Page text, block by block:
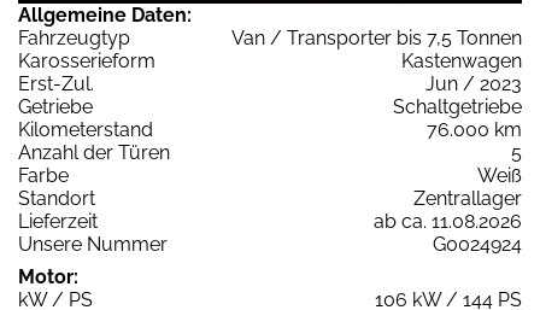
Allgemeine Daten:
Fahrzeugtyp
Van / Transporter bis 7,5 Tonnen
Karosserieform
Kastenwagen
Erst-Zul.
Jun / 2023
Getriebe
Schaltgetriebe
Kilometerstand
76.000 km
Anzahl der Türen
5
Farbe
Weiß
Standort
Zentrallager
Lieferzeit
ab ca. 11.08.2026
Unsere Nummer
G0024924
Motor:
kW / PS
106 kW / 144 PS